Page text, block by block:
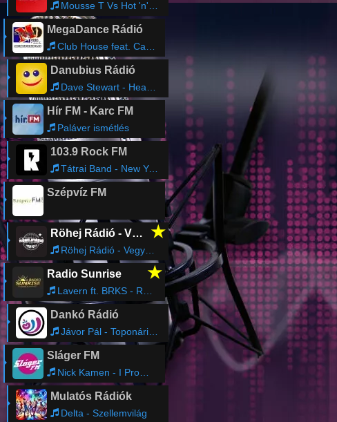
Mousse T Vs Hot 'n' Juicy - Horny
MegaDance Rádió
Club House feat. Carl - Light My Fire
Danubius Rádió
Dave Stewart - Heart Of Stone
Hír FM - Karc FM
Paláver ismétlés
103.9 Rock FM
Tátrai Band - New York, New York
Szépvíz FM
Röhej Rádió - Vicc az egész ★
Röhej Rádió - Vegyes137
Radio Sunrise ★
Lavern ft. BRKS - Real Love
Dankó Rádió
Jávor Pál - Toponári Mári; Az én nevem Balog
Sláger FM
Nick Kamen - I Promised Myself
Mulatós Rádiók
Delta - Szellemvilág